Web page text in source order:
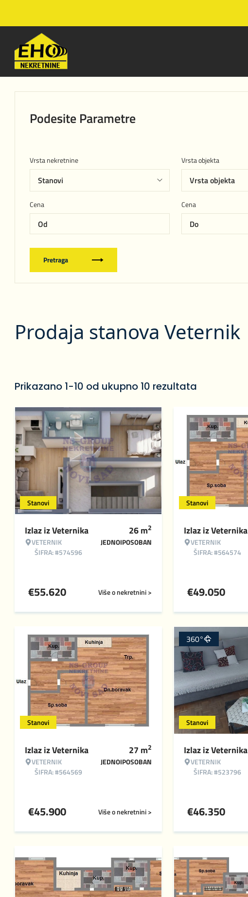
Podesite Parametre
Vrsta nekretnine Vrsta objekta
Cena Cena
Pretraga
Prodaja stanova Veternik
Prikazano 1-10 od ukupno 10 rezultata
Stanovi
Izlaz iz Veternika
VETERNIK
ŠIFRA: #574596
26m2
JEDNOIPOSOBAN
Više o nekretnini >
€55.620
Stanovi
Izlaz iz Veternika
VETERNIK
ŠIFRA: #564574
€49.050
Stanovi
Izlaz iz Veternika
VETERNIK
ŠIFRA: #564569
27 m2
JEDNOIPOSOBAN
Više o nekretnini >
€45.900
Stanovi
360°
Izlaz iz Veternika
VETERNIK
ŠIFRA: #523796
€46.350